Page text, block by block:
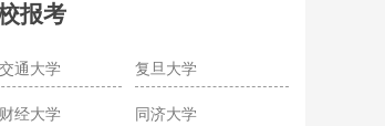
报考
通大学 复旦大学
经大学 同济大学